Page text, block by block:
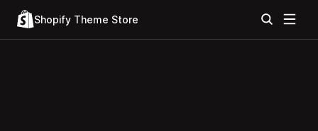
Shopify Theme Store